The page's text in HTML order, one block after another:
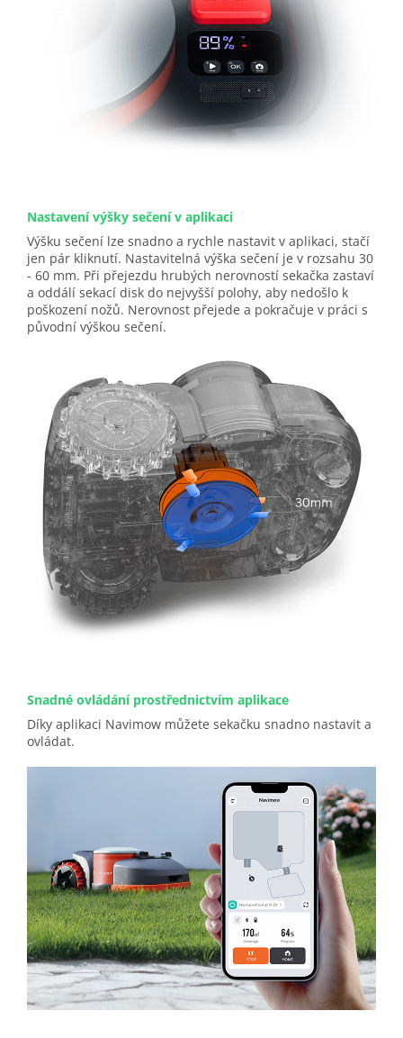
Nastavení výšky sečení v aplikaci
Výšku sečení lze snadno a rychle nastavit v aplikaci, stačí
jen pár kliknutí. Nastavitelná výška sečení je v rozsahu 30
- 60 mm. Při přejezdu hrubých nerovností sekačka zastaví
a oddálí sekací disk do nejvyšší polohy, aby nedošlo k
poškození nožů. Nerovnost přejede a pokračuje v práci s
původní výškou sečení.
Snadné ovládání prostřednictvím aplikace
Díky aplikaci Navimow můžete sekačku snadno nastavit a
ovládat.